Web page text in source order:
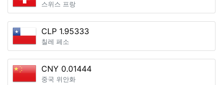
스위스 프랑
CLP 1.95333
칠레 페소
CNY 0.01444
중국 위안화